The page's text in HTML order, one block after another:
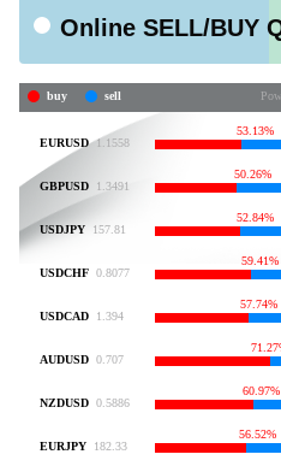
Online SELL/BUY